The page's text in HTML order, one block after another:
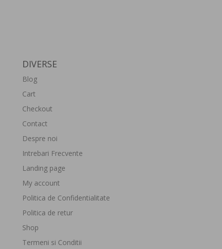
DIVERSE
Blog
Cart
Checkout
Contact
Despre noi
Intrebari Frecvente
Landing page
My account
Politica de Confidentialitate
Politica de retur
Shop
Termeni si Conditii